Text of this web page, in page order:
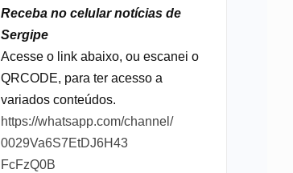
Receba no celular notícias de
Sergipe
Acesse o link abaixo, ou escanei o
QRCODE, para ter acesso a
variados conteúdos.
https://whatsapp.com/channel/
0029Va6S7EtDJ6H43
FcFzQ0B